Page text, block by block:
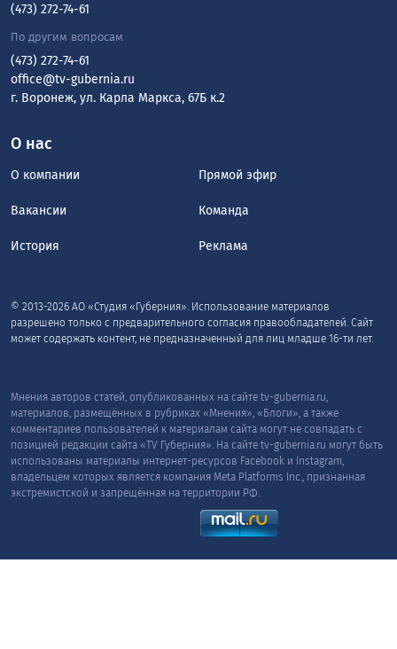
О нас
О компании Прямой эфир
Вакансии Команда
История Реклама
© 2013-2026 АО «Студия «Губерния». Использование материалов
разрешено только с предварительного согласия правообладателей. Сайт
может содержать контент, не предназначенный для лиц младше 16-ти лет.
(473) 272-74-61
По другим вопросам
(473) 272-74-61
office@tv-gubernia.ru
г. Воронеж, ул. Карла Маркса, 67Б к.2
Мнения авторов статей, опубликованных на сайте tv-gubernia.ru,
материалов, размещённых в рубриках «Мнения», «Блоги», а также
комментариев пользователей к материалам сайта могут не совпадать с
позицией редакции сайта «TV Губерния». На сайте tv-gubernia.ru могут быть
использованы материалы интернет-ресурсов Facebook и Instagram,
владельцем которых является компания Meta Platforms Inc., признанная
экстремистской и запрещённая на территории РФ.